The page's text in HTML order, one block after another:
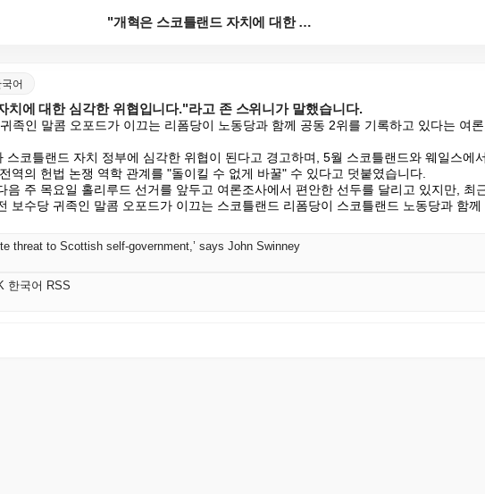
"개혁은 스코틀랜드 자치에 대한 심각한 위협입니다."라...
어
치에 대한 심각한 위협입니다."라고 존 스위니가 말했습니다.
족인 말콤 오포드가 이끄는 리폼당이 노동당과 함께 공동 2위를 기록하고 있다는 여
스코틀랜드 자치 정부에 심각한 위협이 된다고 경고하며, 5월 스코틀랜드와 웨일스에
역의 헌법 논쟁 역학 관계를 "돌이킬 수 없게 바꿀" 수 있다고 덧붙였습니다.
음 주 목요일 홀리루드 선거를 앞두고 여론조사에서 편안한 선두를 달리고 있지만, 최
보수당 귀족인 말콤 오포드가 이끄는 스코틀랜드 리폼당이 스코틀랜드 노동당과 함께
threat to Scottish self-government,’ says John Swinney
한국어 RSS